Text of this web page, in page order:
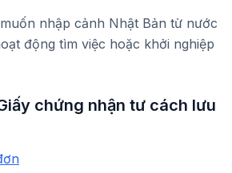
nhập cảnh Nhật Bản từ nước
động tìm việc hoặc khởi nghiệp
chứng nhận tư cách lưu